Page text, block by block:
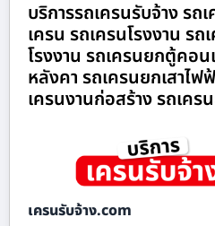
บริการรถเครนรับจ้าง รถเ
เครน รถเครนโรงงาน ร
โรงงาน รถเครนยกตู้คอ
หลังคา รถเครนยกเสาไ
เครนงานก่อสร้าง รถเคร
เครนรับจ้าง.com